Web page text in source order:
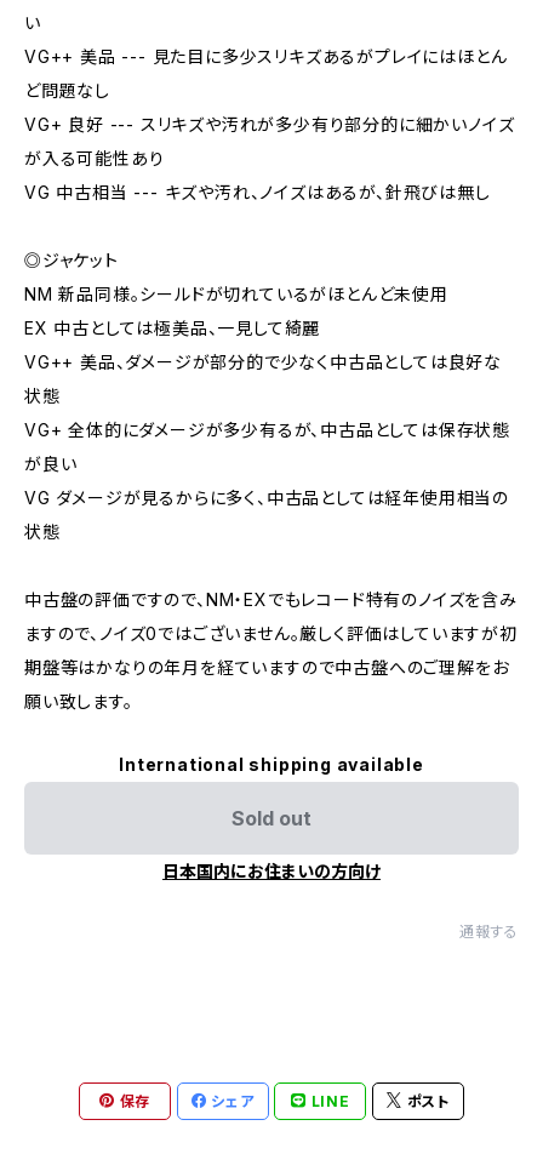
い
VG++ 美品 --- 見た目に多少スリキズあるがプレイにはほとん
ど問題なし
VG+ 良好 --- スリキズや汚れが多少有り部分的に細かいノイズ
が入る可能性あり
VG 中古相当 --- キズや汚れ、ノイズはあるが、針飛びは無し
◎ジャケット
NM 新品同様。シールドが切れているがほとんど未使用
EX 中古としては極美品、一見して綺麗
VG++ 美品、ダメージが部分的で少なく中古品としては良好な
状態
VG+ 全体的にダメージが多少有るが、中古品としては保存状態
が良い
VG ダメージが見るからに多く、中古品としては経年使用相当の
状態
中古盤の評価ですので、NM・EXでもレコード特有のノイズを含み
ますので、ノイズ0ではございません。厳しく評価はしていますが初
期盤等はかなりの年月を経ていますので中古盤へのご理解をお
願い致します。
International shipping available
Sold out
日本国内にお住まいの方向け
通報する
保存 シェア LINE ポスト